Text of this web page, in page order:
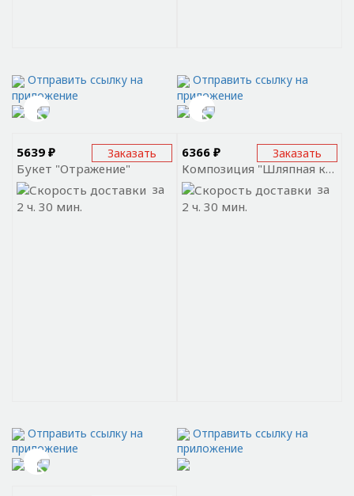
Отправить ссылку на
приложение
Отправить ссылку на
приложение
Заказать
5639 ₽
Букет "Отражение"
за
2 ч. 30 мин.
Отправить ссылку на
приложение
Заказать
6366 ₽
Композиция "Шляпная коробка с мимозой"
за
2 ч. 30 мин.
Отправить ссылку на
приложение